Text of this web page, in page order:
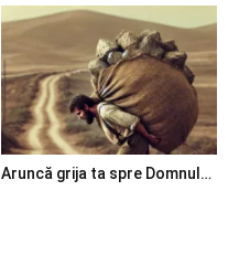
Aruncă grija ta spre Domnul…